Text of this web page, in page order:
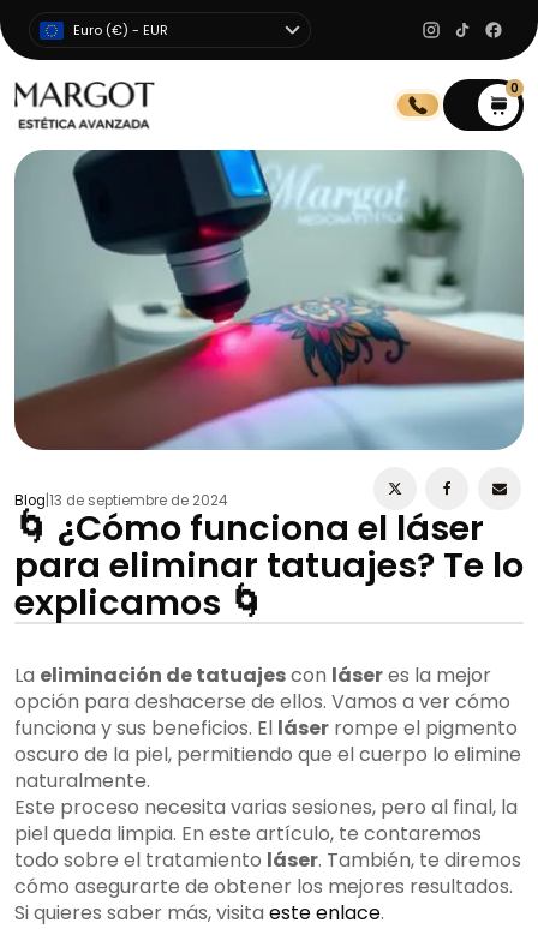
Euro (€) - EUR
0
Blog 13 de septiembre de 2024
🌀 ¿Cómo funciona el láser
para eliminar tatuajes? Te lo
explicamos 🌀
La eliminación de tatuajescon láseres la mejor
opción para deshacerse de ellos. Vamos a ver cómo
funciona y sus beneficios. El láser rompe el pigmento
oscuro de la piel, permitiendo que el cuerpo lo elimine
naturalmente.
Este proceso necesita varias sesiones, pero al final, la
piel queda limpia. En este artículo, te contaremos
todo sobre el tratamiento láser. También, te diremos
cómo asegurarte de obtener los mejores resultados.
Si quieres saber más, visita este enlace.